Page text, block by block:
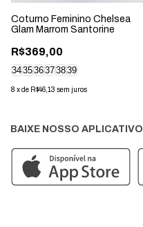
Coturno Feminino Chelsea
Glam Marrom Santorine
R$369,00
343536373839
8 xde R$46,13 sem juros
BAIXE NOSSO APLICATIVO